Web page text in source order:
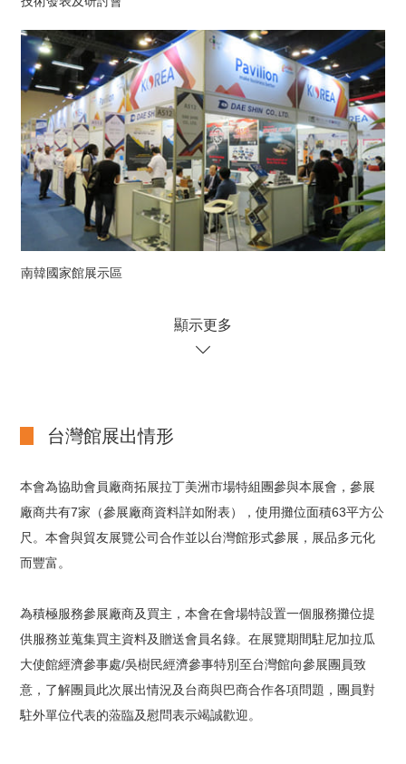
南韓國家館展示區
顯示更多
台灣館展出情形
本會為協助會員廠商拓展拉丁美洲市場特組團參與本展會，參展
廠商共有7家（參展廠商資料詳如附表），使用攤位面積63平方公
尺。本會與貿友展覽公司合作並以台灣館形式參展，展品多元化
而豐富。
為積極服務參展廠商及買主，本會在會場特設置一個服務攤位提
供服務並蒐集買主資料及贈送會員名錄。在展覽期間駐尼加拉瓜
大使館經濟參事處/吳樹民經濟參事特別至台灣館向參展團員致
意，了解團員此次展出情況及台商與巴商合作各項問題，團員對
駐外單位代表的蒞臨及慰問表示竭誠歡迎。